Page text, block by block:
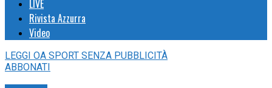
LIVE
Rivista Azzurra
Video
LEGGI OA SPORT SENZA PUBBLICITÀ
ABBONATI